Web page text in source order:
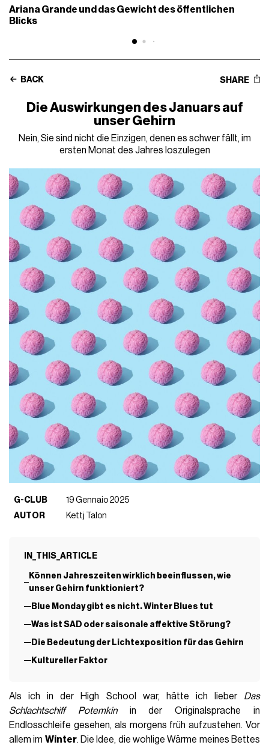
Ariana Grande und das Gewicht des öffentlichen
Blicks
BACK SHARE
Die Auswirkungen des Januars auf
unser Gehirn
Nein, Sie sind nicht die Einzigen, denen es schwer fällt, im
ersten Monat des Jahres loszulegen
G-CLUB
19 Gennaio 2025
AUTOR
Kettj Talon
IN_THIS_ARTICLE
Können Jahreszeiten wirklich beeinflussen, wie
unser Gehirn funktioniert?
Blue Monday gibt es nicht. Winter Blues tut
Was ist SAD oder saisonale affektive Störung?
Die Bedeutung der Lichtexposition für das Gehirn
Kultureller Faktor
Als ich in der High School war, hätte ich lieber Das
Schlachtschiff Potemkinin der Originalsprache in
Endlosschleife gesehen, als morgens früh aufzustehen. Vor
allem im Winter. Die Idee, die wohlige Wärme meines Bettes